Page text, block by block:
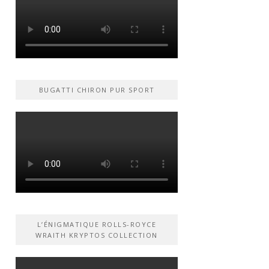
BUGATTI CHIRON PUR SPORT
L’ÉNIGMATIQUE ROLLS-ROYCE
WRAITH KRYPTOS COLLECTION